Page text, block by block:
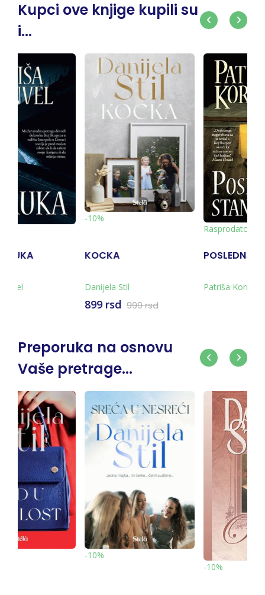
Kupci ove knjige kupili su
i...
POSLEDNJA STANICA
Patriša Kornvel
Rasprodato
TRAG
Patriša Kornvel
Preporuka na osnovu
Vaše pretrage...
-10%